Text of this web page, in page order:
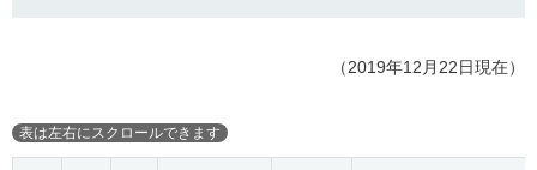
（2019年12月22日現在）